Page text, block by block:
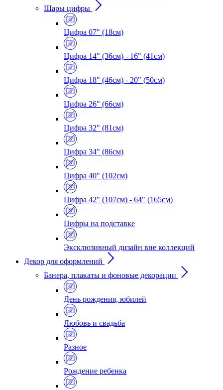
Шары цифры
Цифра 07" (18см)
Цифра 14" (36см) - 16" (41см)
Цифра 18" (46см) - 20" (50см)
Цифра 26" (66см)
Цифра 32" (81см)
Цифра 34" (86см)
Цифра 40" (102см)
Цифра 42" (107см) - 64" (165см)
Цифры на подставке
Эксклюзивный дизайн вне коллекций
Декор для оформлений
Банера, плакаты и фоновые декорации
День рождения, юбилей
Любовь и свадьба
Разное
Рождение ребенка